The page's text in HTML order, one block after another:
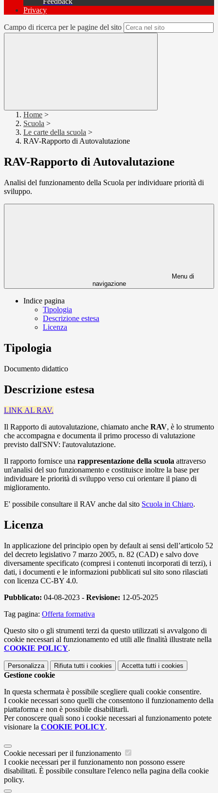
Privacy
Campo di ricerca per le pagine del sito
Home >
Scuola >
Le carte della scuola >
RAV-Rapporto di Autovalutazione
RAV-Rapporto di Autovalutazione
Analisi del funzionamento della Scuola per individuare priorità di
sviluppo.
Menu di
navigazione
Indice pagina
Tipologia
Descrizione estesa
Licenza
Tipologia
Documento didattico
Descrizione estesa
LINK AL RAV.
Il Rapporto di autovalutazione, chiamato anche RAV, è lo strumento
che accompagna e documenta il primo processo di valutazione
previsto dall'SNV: l'autovalutazione.
Il rapporto fornisce una rappresentazione della scuola attraverso
un'analisi del suo funzionamento e costituisce inoltre la base per
individuare le priorità di sviluppo verso cui orientare il piano di
miglioramento.
E' possibile consultare il RAV anche dal sito Scuola in Chiaro.
Licenza
In applicazione del principio open by default ai sensi dell’articolo 52
del decreto legislativo 7 marzo 2005, n. 82 (CAD) e salvo dove
diversamente specificato (compresi i contenuti incorporati di terzi), i
dati, i documenti e le informazioni pubblicati sul sito sono rilasciati
con licenza CC-BY 4.0.
Pubblicato: 04-08-2023 - Revisione: 12-05-2025
Tag pagina: Offerta formativa
Questo sito o gli strumenti terzi da questo utilizzati si avvalgono di
cookie necessari al funzionamento ed utili alle finalità illustrate nella
COOKIE POLICY.
Personalizza Rifiuta tutti i cookies Accetta tutti i cookies
Gestione cookie
In questa schermata è possibile scegliere quali cookie consentire.
I cookie necessari sono quelli che consentono il funzionamento della
piattaforma e non è possibile disabilitarli.
Per conoscere quali sono i cookie necessari al funzionamento potete
visionare la COOKIE POLICY.
Cookie necessari per il funzionamento
I cookie necessari per il funzionamento non possono essere
disabilitati. È possibile consultare l'elenco nella pagina della cookie
policy.